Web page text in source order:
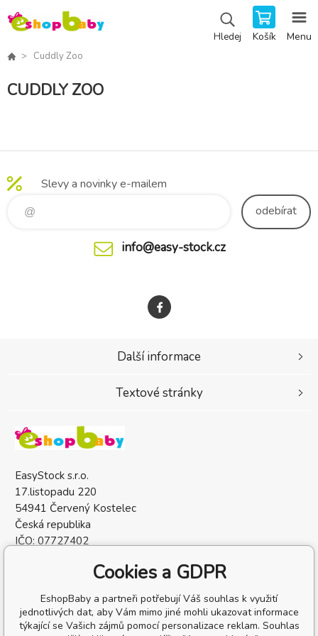
Hledej Košík Menu
Cuddly Zoo
CUDDLY ZOO
Slevy a novinky e-mailem
odebírat
info@easy-stock.cz
EasyStock s.r.o.
17.listopadu 220
54941 Červený Kostelec
Česká republika
IČO: 07727402
Další informace
Textové stránky
Cookies a GDPR
EshopBaby a partneři potřebují Váš souhlas k využití
jednotlivých dat, aby Vám mimo jiné mohli ukazovat informace
týkající se Vašich zájmů pomocí personalizace reklam. Souhlas